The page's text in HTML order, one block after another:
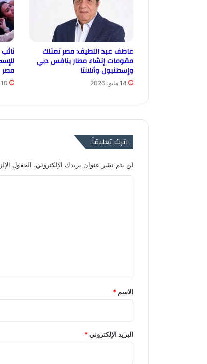
عاطف عبد اللطيف: مصر تمتلك
مقومات إنشاء مطار ينافس دبي
وإسطنبول وأتلانتا
14 مايو، 2026
مصر
10 مايو، 2026
اترك تعليقاً
لن يتم نشر عنوان بريدك الإلكتروني. الحقول
*
الاسم *
البريد الإلكتروني*